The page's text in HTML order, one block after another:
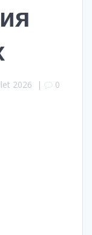
2026 | 0